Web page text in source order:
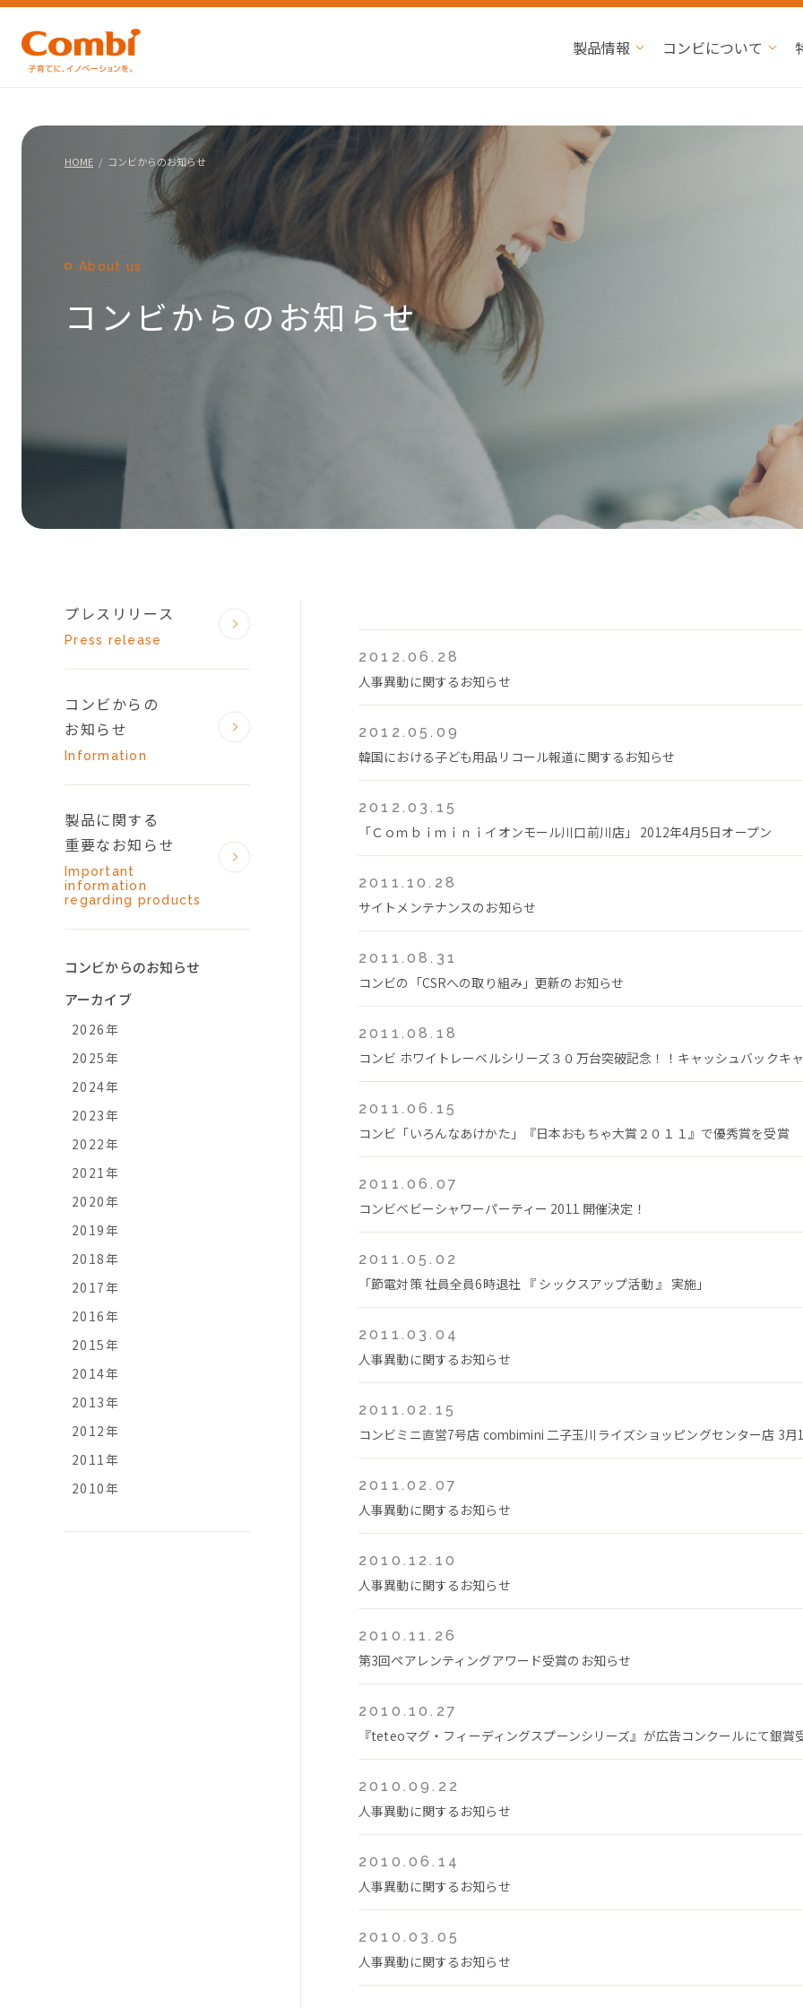
製品情報 コンビについて
HOME コンビからのお知らせ
About us
コンビからのお知らせ
2012.06.28
人事異動に関するお知らせ
2012.05.09
韓国における子ども用品リコール報道に関するお知らせ
2012.03.15
「Ｃｏｍｂｉｍｉｎｉイオンモール川口前川店」 2012年4月5日オープン
2011.10.28
サイトメンテナンスのお知らせ
2011.08.31
コンビの「CSRへの取り組み」更新のお知らせ
2011.08.18
コンビ ホワイトレーベルシリーズ３０万台突破記念！！キャッシュバックキ
2011.06.15
コンビ「いろんなあけかた」『日本おもちゃ大賞２０１１』で優秀賞を受賞
2011.06.07
コンビベビーシャワーパーティー 2011 開催決定！
2011.05.02
「節電対策 社員全員6時退社 『 シックスアップ活動 』 実施」
2011.03.04
人事異動に関するお知らせ
2011.02.15
コンビミニ直営7号店 combimini 二子玉川ライズショッピングセンター店 3月
2011.02.07
人事異動に関するお知らせ
2010.12.10
人事異動に関するお知らせ
2010.11.26
第3回ペアレンティングアワード受賞のお知らせ
2010.10.27
『teteoマグ・フィーディングスプーンシリーズ』が広告コンクールにて銀賞
2010.09.22
人事異動に関するお知らせ
2010.06.14
人事異動に関するお知らせ
2010.03.05
人事異動に関するお知らせ
プレスリリース
Press release
コンビからの
お知らせ
Information
製品に関する
重要なお知らせ
Important
information
regarding products
コンビからのお知らせ
アーカイブ
2026年
2025年
2024年
2023年
2022年
2021年
2020年
2019年
2018年
2017年
2016年
2015年
2014年
2013年
2012年
2011年
2010年